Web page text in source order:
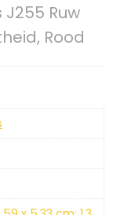
Ruw
Rood